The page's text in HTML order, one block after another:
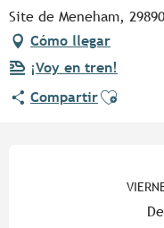
Site de Meneham,
Cómo llegar
¡Voy en tren!
CompartirAjouter